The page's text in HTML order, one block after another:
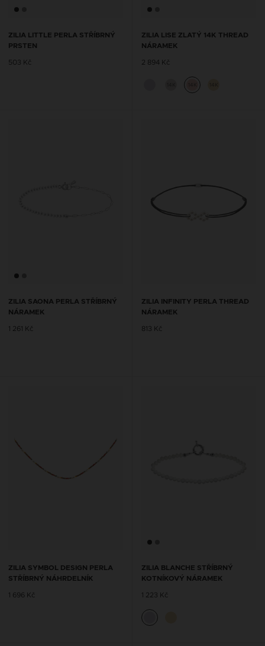
ZILIA LITTLE PERLA STŘÍBRNÝ
PRSTEN
503 Kč
ZILIA LISE ZLATÝ 14K THREAD
NÁRAMEK
2 894 Kč
ZILIA SAONA PERLA STŘÍBRNÝ
NÁRAMEK
1 261 Kč
ZILIA INFINITY PERLA THREAD
NÁRAMEK
813 Kč
ZILIA SYMBOL DESIGN PERLA
STŘÍBRNÝ NÁHRDELNÍK
1 696 Kč
ZILIA BLANCHE STŘÍBRNÝ
KOTNÍKOVÝ NÁRAMEK
1 223 Kč